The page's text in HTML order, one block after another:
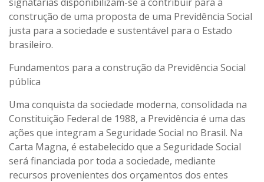
construção de uma proposta de uma Previdência Social
justa para a sociedade e sustentável para o Estado
brasileiro.
Fundamentos para a construção da Previdência Social
pública
Uma conquista da sociedade moderna, consolidada na
Constituição Federal de 1988, a Previdência é uma das
ações que integram a Seguridade Social no Brasil. Na
Carta Magna, é estabelecido que a Seguridade Social
será financiada por toda a sociedade, mediante
recursos provenientes dos orçamentos dos entes